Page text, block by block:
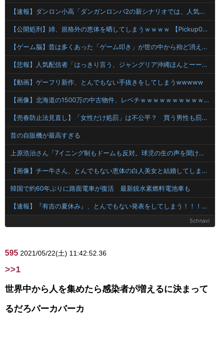
【速報】ダンロン小高「ダンガンロンパ2の新シナリオでは、人気キャラも殺していきますw」
【公開処刑】姉、規格外の恵体を晒してしまうｗｗｗｗ 【Pickup06072004】
【ゲーム脳】昔は多くあった「ゲーム叩き」が世の中から殆ど消えてしまった理由wwwwwwwwwwwwww
【悲報】人気配信者「はっきり言う、ジャングリア沖縄ほんとーーーーーーーーにおもんない！！！！」→炎上
【動画】ゲーフリ新作、とんでもない手抜きをしてしまうwwwww
【画像】北海道の1500万の中古物件、レベチｗｗｗｗｗｗｗｗｗｗｗｗｗｗｗｗｗｗｗｗ
【売春防止法見直し】「女性だけ処罰」は不公平？ 買う男性も罰するべき 上野千鶴子×鈴木涼美対談
昔の自販機が最高すぎる
上原浩治さん「7イニング制もドームも反対。球児の生の声を聞け！」
【画像】チー牛さん、とんでもない恵体の白人美女と結婚してしまうｗｗｗｗｗｗｗｗ 【Pickup06072008】
韓国で約60年ぶりに路面電車が復活 最新鋭水素燃料電池車も
【速報】『有吉の夏休み』、とんでもない発表をしてしまう！！！！！
5chnavi
595 2021/05/22(土) 11:42:52.36
>>1
世界中から人を集めたら感染者が増えるに決まって
るだろバーカバーカ